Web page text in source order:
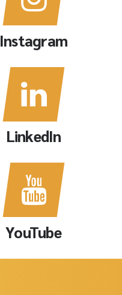
Instagram
LinkedIn
YouTube